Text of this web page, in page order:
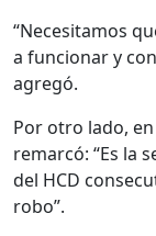
“Necesitamos
a funcionar y
agregó.
Por otro lado,
remarcó: “Es la
del HCD
robo”.